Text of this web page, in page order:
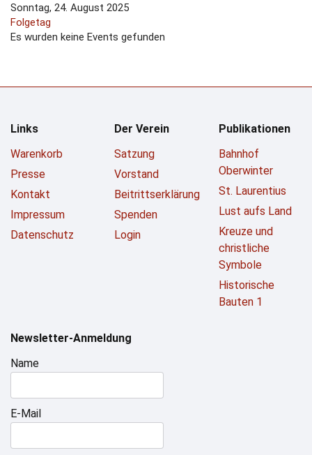
Sonntag, 24. August 2025
Folgetag
Es wurden keine Events gefunden
Links
Warenkorb
Presse
Kontakt
Impressum
Datenschutz
Der Verein
Satzung
Vorstand
Beitrittserklärung
Spenden
Login
Publikationen
Bahnhof
Oberwinter
St. Laurentius
Lust aufs Land
Kreuze und
christliche
Symbole
Historische
Bauten 1
Newsletter-Anmeldung
Name
E-Mail